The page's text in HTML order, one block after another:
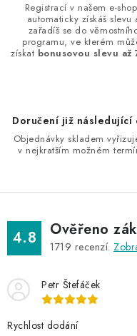
v
Registrací v našem e-
automaticky získáš slevu
zařadíš se do
programu, ve kterém
získat bonusovou slevu až
Doručení již následující
Objednávky skladem
v nejkratším možném
4.8 Ověřeno
1719 recenzí.
Petr Štefáček
Rychlost dodání